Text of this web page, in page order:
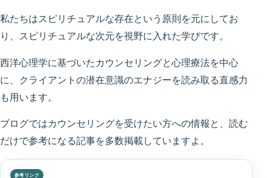
私たちはスピリチュアルな存在という原則を元にしてお
り、スピリチュアルな次元を視野に入れた学びです。
西洋心理学に基づいたカウンセリングと心理療法を中心
に、クライアントの潜在意識のエナジーを読み取る直感力
も用います。
ブログではカウンセリングを受けたい方への情報と、読む
だけで参考になる記事を多数掲載していますよ。